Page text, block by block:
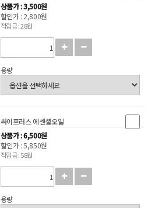
상품가 : 3,500원
할인가 : 2,800원
적립금 : 28원
용량
싸이프러스 에센셜오일
상품가 : 6,500원
할인가 : 5,850원
적립금 : 58원
용량